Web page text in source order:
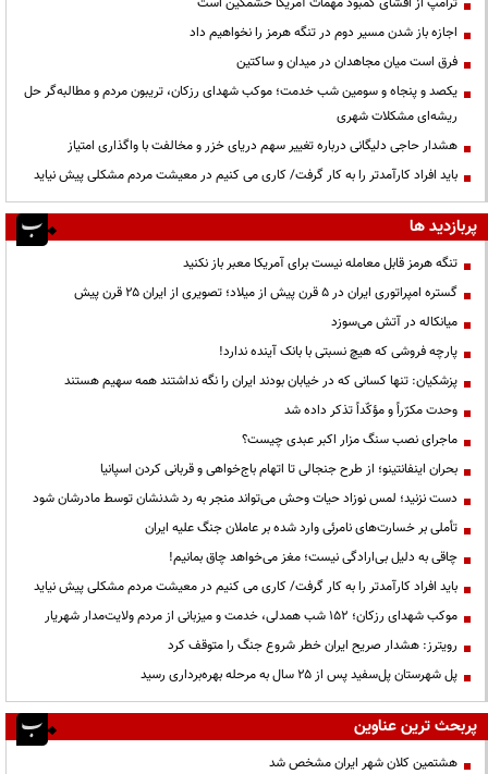
اجازه باز شدن مسیر دوم در تنگه هرمز را نخواهیم داد
فرق است میان مجاهدان در میدان و ساکتین
یکصد و پنجاه و سومین شب خدمت؛ موکب شهدای رزکان، تریبون مردم و مطالبه‌گر حل
ریشه‌ای مشکلات شهری
هشدار حاجی دلیگانی درباره تغییر سهم دریای خزر و مخالفت با واگذاری امتیاز
باید افراد کارآمدتر را به کار گرفت/ کاری می کنیم در معیشت مردم مشکلی پیش نیاید
پربازدید ها
تنگه هرمز قابل معامله نیست برای آمریکا معبر باز نکنید
گستره امپراتوری ایران در ۵ قرن پیش از میلاد؛ تصویری از ایران ۲۵ قرن پیش
میانکاله در آتش می‌سوزد
پارچه فروشی که هیچ نسبتی با بانک آینده ندارد!
پزشکیان: تنها کسانی که در خیابان بودند ایران را نگه نداشتند همه سهیم هستند
وحدت مکرّراً و مؤکّداً تذکر داده شد
ماجرای نصب سنگ مزار اکبر عبدی چیست؟
بحران اینفانتینو؛ از طرح جنجالی تا اتهام باج‌خواهی و قربانی کردن اسپانیا
دست نزنید؛ لمس نوزاد حیات وحش می‌تواند منجر به رد شدنشان توسط مادرشان شود
تأملی بر خسارت‌های نامرئی وارد شده بر عاملان جنگ علیه ایران
چاقی به دلیل بی‌ارادگی نیست؛ مغز می‌خواهد چاق بمانیم!
باید افراد کارآمدتر را به کار گرفت/ کاری می کنیم در معیشت مردم مشکلی پیش نیاید
موکب شهدای رزکان؛ ۱۵۲ شب همدلی، خدمت و میزبانی از مردم ولایت‌مدار شهریار
رویترز: هشدار صریح ایران خطر شروع جنگ را متوقف کرد
پل شهرستان پل‌سفید پس از ۲۵ سال به مرحله بهره‌برداری رسید
پربحث ترین عناوین
هشتمین کلان شهر ایران مشخص شد